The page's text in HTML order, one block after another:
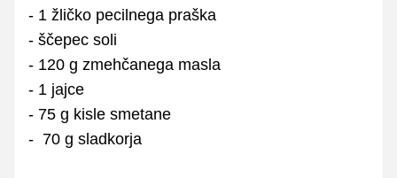
- 1 žličko pecilnega praška
- ščepec soli
- 120 g zmehčanega masla
- 1 jajce
- 75 g kisle smetane
- 70 g sladkorja